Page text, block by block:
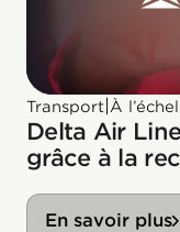
Transport À
Delta Air
grâce à la
En savoir plus